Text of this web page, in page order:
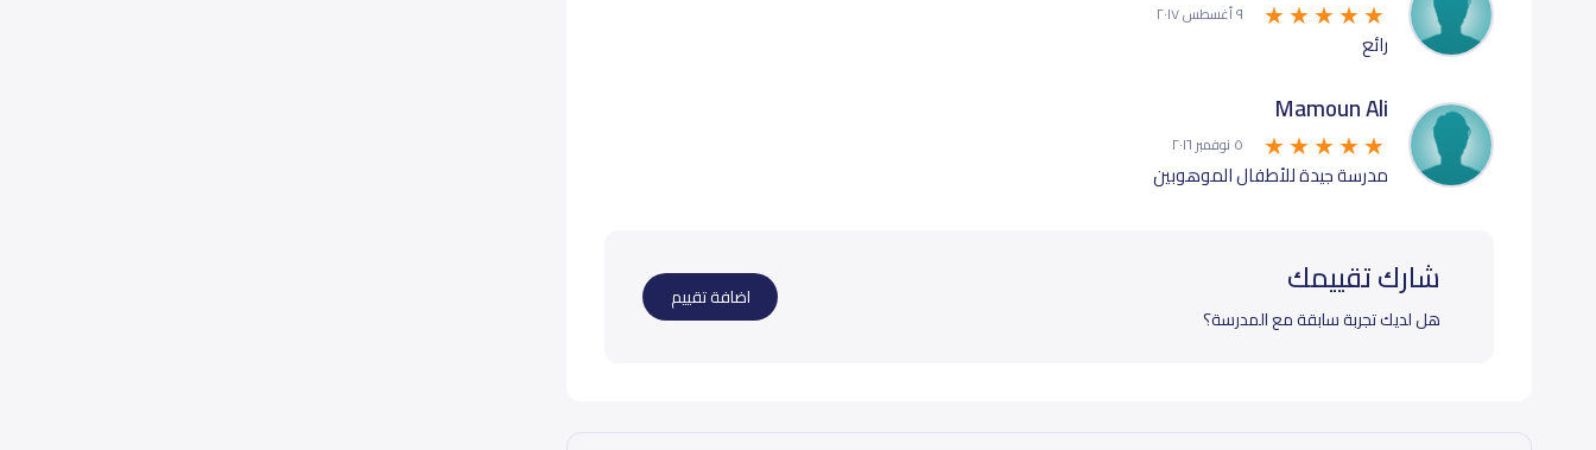
٩ أغسطس ٢٠١٧
رائع
Mamoun Ali
٥ نوفمبر ٢٠١٦
مدرسة جيدة للأطفال الموهوبين
شارك تقييمك
هل لديك تجربة سابقة مع المدرسة؟
اضافة تقييم